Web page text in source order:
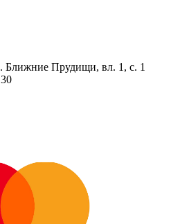
Прудищи, вл. 1, с. 1